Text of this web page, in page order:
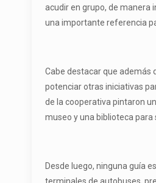
acudir en grupo, de manera
una importante referencia
Cabe destacar que además
potenciar otras iniciativas
de la cooperativa pintaron
museo y una biblioteca para
Desde luego, ninguna guía